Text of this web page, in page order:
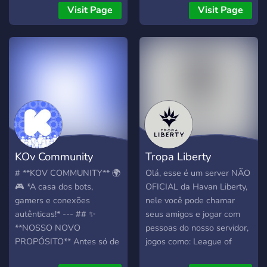
**🎤 Convince the AI** —
You get a random topic and
90 seconds to write the
most convincing argument
you can. An AI judge reads
argument was brilliant —
or embarrassing. Three
difficulty levels, English and
Polish support. **🚔 AI
Interrogation** — You're a
suspect. You didn't do it.
Probably. Detective Kane
gives you a crime, an alibi,
and 5 questions to survive.
Stay consistent, don't
contradict yourself, and
Visit Page Visit Page
KOv Community
# **KOV COMMUNITY** 🌍
🎮 *A casa dos bots,
gamers e conexões
autênticas!* --- ## ✨
**NOSSO NOVO
PROPÓSITO** Antes só de
Tropa Liberty
Olá, esse é um server NÃO
OFICIAL da Havan Liberty,
nele você pode chamar
seus amigos e jogar com
pessoas do nosso servidor,
jogos como: League of